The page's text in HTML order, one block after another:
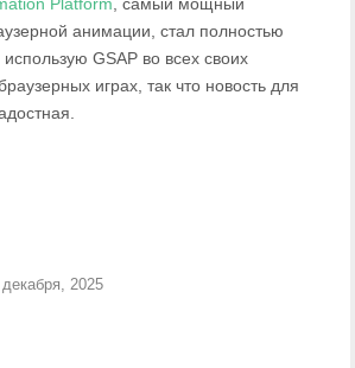
анимации, стал полностью
GSAP во всех своих
играх, так что новость для
2025